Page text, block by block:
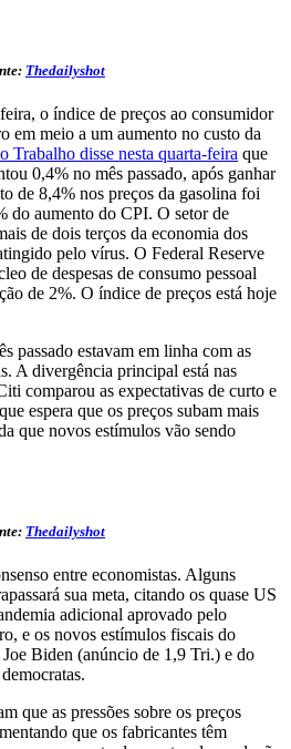
Thedailyshot
o índice de preços ao consumidor
em meio a um aumento no custo da
Trabalho disse nesta quarta-feira que
0,4% no mês passado, após ganhar
de 8,4% nos preços da gasolina foi
do aumento do CPI. O setor de
de dois terços da economia dos
pelo vírus. O Federal Reserve
de despesas de consumo pessoal
de 2%. O índice de preços está hoje
passado estavam em linha com as
A divergência principal está nas
comparou as expectativas de curto e
espera que os preços subam mais
que novos estímulos vão sendo
Thedailyshot
entre economistas. Alguns
sua meta, citando os quase US
adicional aprovado pelo
e os novos estímulos fiscais do
Biden (anúncio de 1,9 Tri.) e do
que as pressões sobre os preços
que os fabricantes têm